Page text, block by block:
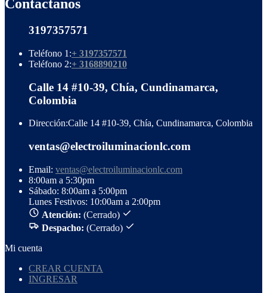
Contactanos
3197357571
Teléfono 1:+ 3197357571
Teléfono 2:+ 3168890210
Calle 14 #10-39, Chía, Cundinamarca,
Colombia
Dirección:Calle 14 #10-39, Chía, Cundinamarca, Colombia
ventas@electroiluminacionlc.com
Email: ventas@electroiluminacionlc.com
8:00am a 5:30pm
Sábado: 8:00am a 5:00pm
Lunes Festivos: 10:00am a 2:00pm
Atención: (Cerrado)
Despacho: (Cerrado)
Mi cuenta
CREAR CUENTA
INGRESAR